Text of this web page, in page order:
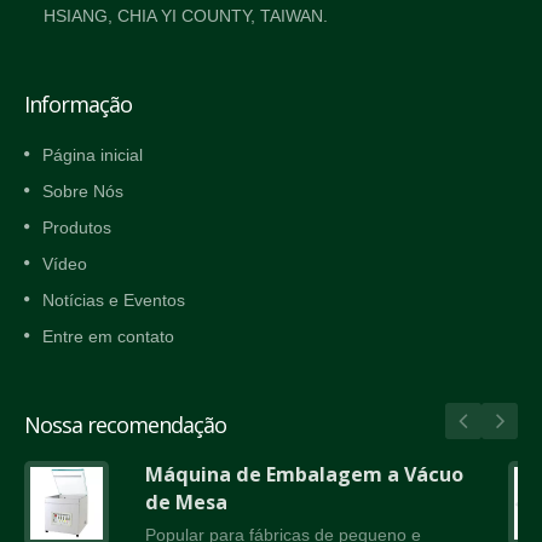
HSIANG, CHIA YI COUNTY, TAIWAN.
Informação
Página inicial
Sobre Nós
Produtos
Vídeo
Notícias e Eventos
Entre em contato
Nossa recomendação
Máquina de Embalagem a Vácuo
de Mesa
Popular para fábricas de pequeno e